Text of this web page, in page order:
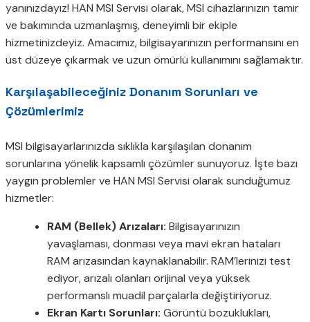
yanınızdayız! HAN MSI Servisi olarak, MSI cihazlarınızın tamir
ve bakımında uzmanlaşmış, deneyimli bir ekiple
hizmetinizdeyiz. Amacımız, bilgisayarınızın performansını en
üst düzeye çıkarmak ve uzun ömürlü kullanımını sağlamaktır.
Karşılaşabileceğiniz Donanım Sorunları ve
Çözümlerimiz
MSI bilgisayarlarınızda sıklıkla karşılaşılan donanım
sorunlarına yönelik kapsamlı çözümler sunuyoruz. İşte bazı
yaygın problemler ve HAN MSI Servisi olarak sunduğumuz
hizmetler:
RAM (Bellek) Arızaları: Bilgisayarınızın
yavaşlaması, donması veya mavi ekran hataları
RAM arızasından kaynaklanabilir. RAM’lerinizi test
ediyor, arızalı olanları orijinal veya yüksek
performanslı muadil parçalarla değiştiriyoruz.
Ekran Kartı Sorunları: Görüntü bozuklukları,